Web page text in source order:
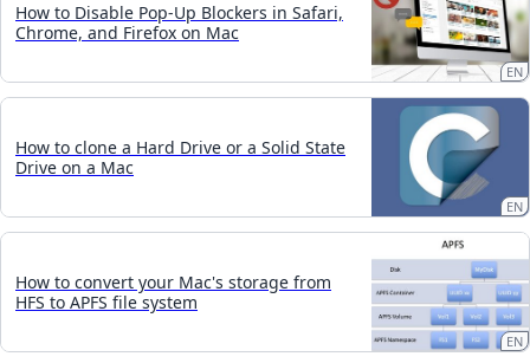
How to Disable Pop-Up Blockers in Safari,
Chrome, and Firefox on Mac
EN
How to clone a Hard Drive or a Solid State
Drive on a Mac
EN
How to convert your Mac's storage from
HFS to APFS file system
EN